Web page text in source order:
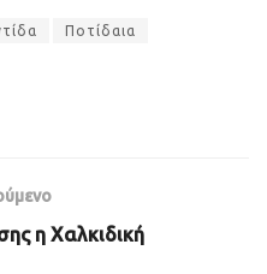
Ποτίδαια
η Χαλκιδική